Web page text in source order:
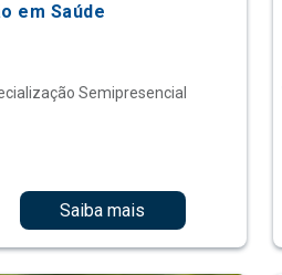
em Saúde
Semipresencial
Saiba mais